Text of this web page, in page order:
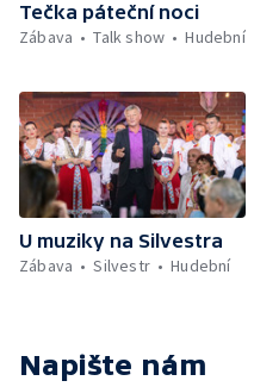
Tečka páteční noci
Zábava
Talk show Hudební
U muziky na Silvestra
Zábava
Silvestr Hudební
Napište nám